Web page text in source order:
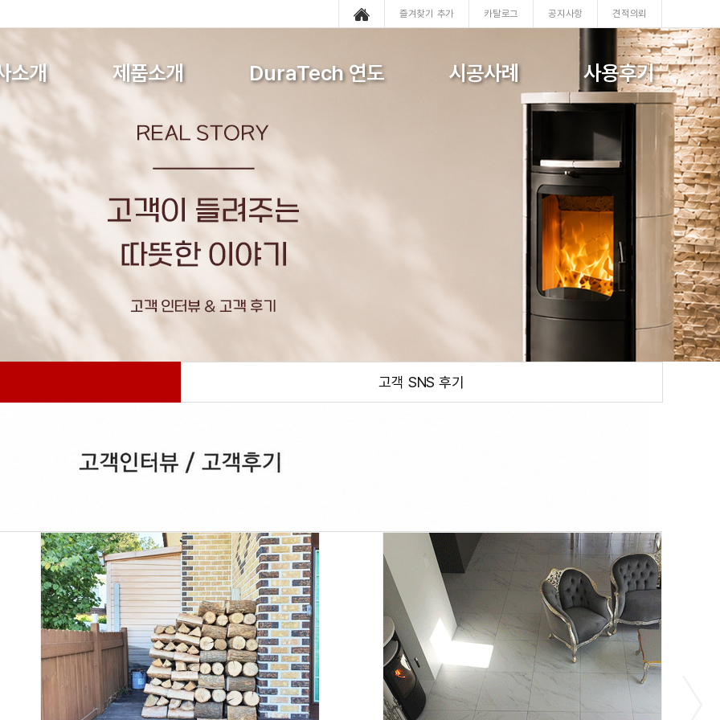
소개 제품소개 DuraTech 연도 시공사례 사용후기
즐겨찾기 추가 카탈로그 공지사항 견적의뢰
고객 SNS 후기